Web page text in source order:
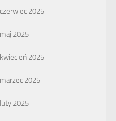
czerwiec 2025
maj 2025
kwiecień 2025
marzec 2025
luty 2025